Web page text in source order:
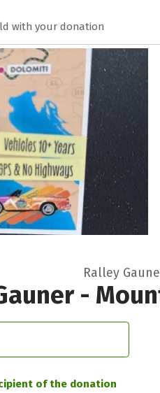
with your donation
Ralley
-
of the donation